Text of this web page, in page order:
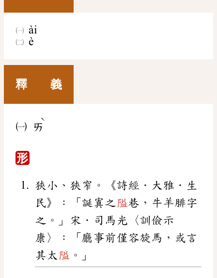
ài
è
釋 義
㈠ ㄞ
ˋ
形
狹小、狹窄。《詩經．大雅．生
民》：「誕寘之隘巷，牛羊腓字
之。」宋．司馬光〈訓儉示
康〉：「廳事前僅容旋馬，或言
其太 隘 。」